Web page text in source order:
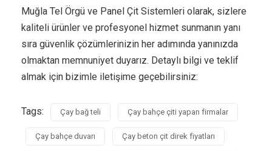
Muğla Tel Örgü ve Panel Çit Sistemleri olarak, sizlere
kaliteli ürünler ve profesyonel hizmet sunmanın yanı
sıra güvenlik çözümlerinizin her adımında yanınızda
olmaktan memnuniyet duyarız. Detaylı bilgi ve teklif
almak için bizimle iletişime geçebilirsiniz:
Tags: Çay bağ teli Çay bahçe çiti yapan firmalar
Çay bahçe duvarı Çay beton çit direk fiyatları